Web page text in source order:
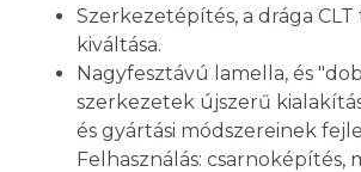
Szerkezetépítés, a drága
kiváltása.
Nagyfesztávú lamella, és
szerkezetek újszerű
és gyártási módszereinek
Felhasználás: csarnoképítés,